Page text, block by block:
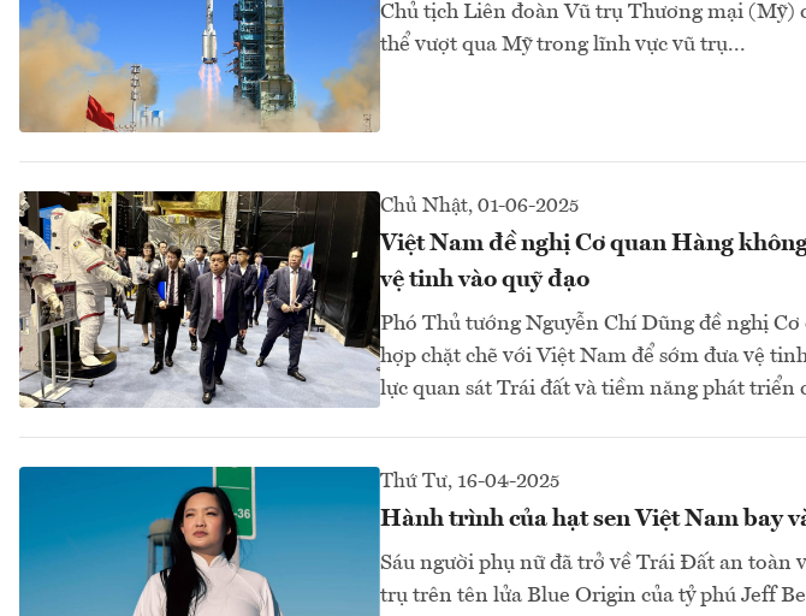
Chủ tịch Liên đoàn Vũ trụ Thương mại (Mỹ)
thể vượt qua Mỹ trong lĩnh vực vũ trụ...
Chủ Nhật, 01-06-2025
Việt Nam đề nghị Cơ quan Hàng
vệ tinh vào quỹ đạo
Phó Thủ tướng Nguyễn Chí Dũng đề nghị
hợp chặt chẽ với Việt Nam để sớm đưa vệ
lực quan sát Trái đất và tiềm năng phát triển
Thứ Tư, 16-04-2025
Hành trình của hạt sen Việt Nam bay
Sáu người phụ nữ đã trở về Trái Đất an toàn
trụ trên tên lửa Blue Origin của tỷ phú Jeff